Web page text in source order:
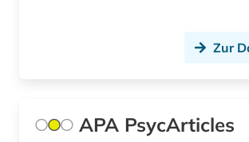
aurelius (1)
Zur
APA PsycArticles